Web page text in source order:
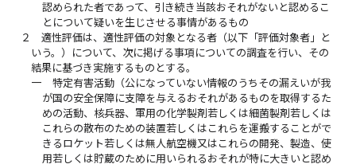
認められた者であって、引き続き当該おそれがないと認めるこ
とについて疑いを生じさせる事情があるもの
２
適性評価は、適性評価の対象となる者（以下「評価対象者」と
いう。）について、次に掲げる事項についての調査を行い、その
結果に基づき実施するものとする。
一
特定有害活動（公になっていない情報のうちその漏えいが我
が国の安全保障に支障を与えるおそれがあるものを取得するた
めの活動、核兵器、軍用の化学製剤若しくは細菌製剤若しくは
これらの散布のための装置若しくはこれらを運搬することがで
きるロケット若しくは無人航空機又はこれらの開発、製造、使
用若しくは貯蔵のために用いられるおそれが特に大きいと認め